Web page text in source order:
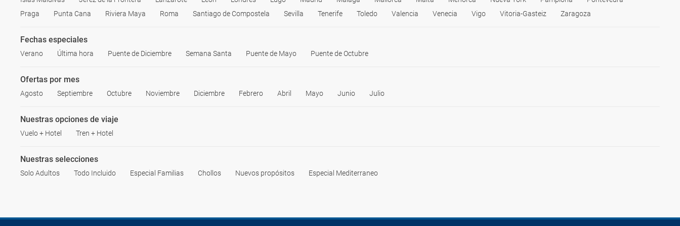
Praga
Punta Cana Riviera Maya Roma Santiago de Compostela Sevilla Tenerife Toledo Valencia Venecia Vigo Vitoria-Gasteiz Zaragoza
Fechas especiales
Verano Última hora Puente de Diciembre Semana Santa Puente de Mayo Puente de Octubre
Ofertas por mes
Agosto Septiembre Octubre Noviembre Diciembre Febrero Abril Mayo Junio Julio
Nuestras opciones de viaje
Vuelo + Hotel Tren + Hotel
Nuestras selecciones
Solo Adultos Todo Incluido Especial Familias Chollos Nuevos propósitos Especial Mediterraneo